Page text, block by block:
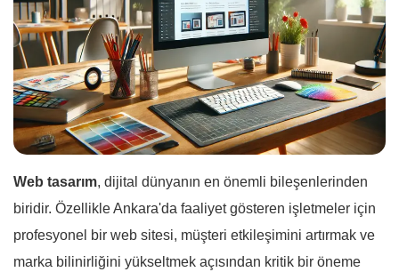
Web tasarım, dijital dünyanın en önemli bileşenlerinden
biridir. Özellikle Ankara'da faaliyet gösteren işletmeler için
profesyonel bir web sitesi, müşteri etkileşimini artırmak ve
marka bilinirliğini yükseltmek açısından kritik bir öneme